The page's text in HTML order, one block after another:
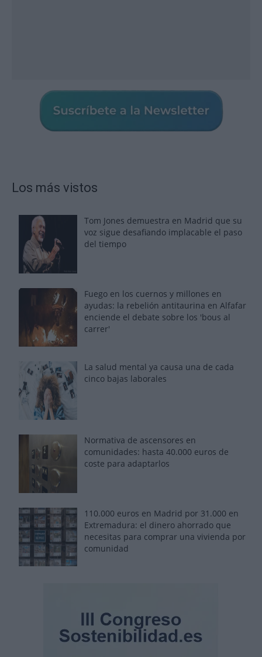
Los más vistos
Tom Jones demuestra en Madrid que su
voz sigue desafiando implacable el paso
del tiempo
Fuego en los cuernos y millones en
ayudas: la rebelión antitaurina en Alfafar
enciende el debate sobre los 'bous al
carrer'
La salud mental ya causa una de cada
cinco bajas laborales
Normativa de ascensores en
comunidades: hasta 40.000 euros de
coste para adaptarlos
110.000 euros en Madrid por 31.000 en
Extremadura: el dinero ahorrado que
necesitas para comprar una vivienda por
comunidad